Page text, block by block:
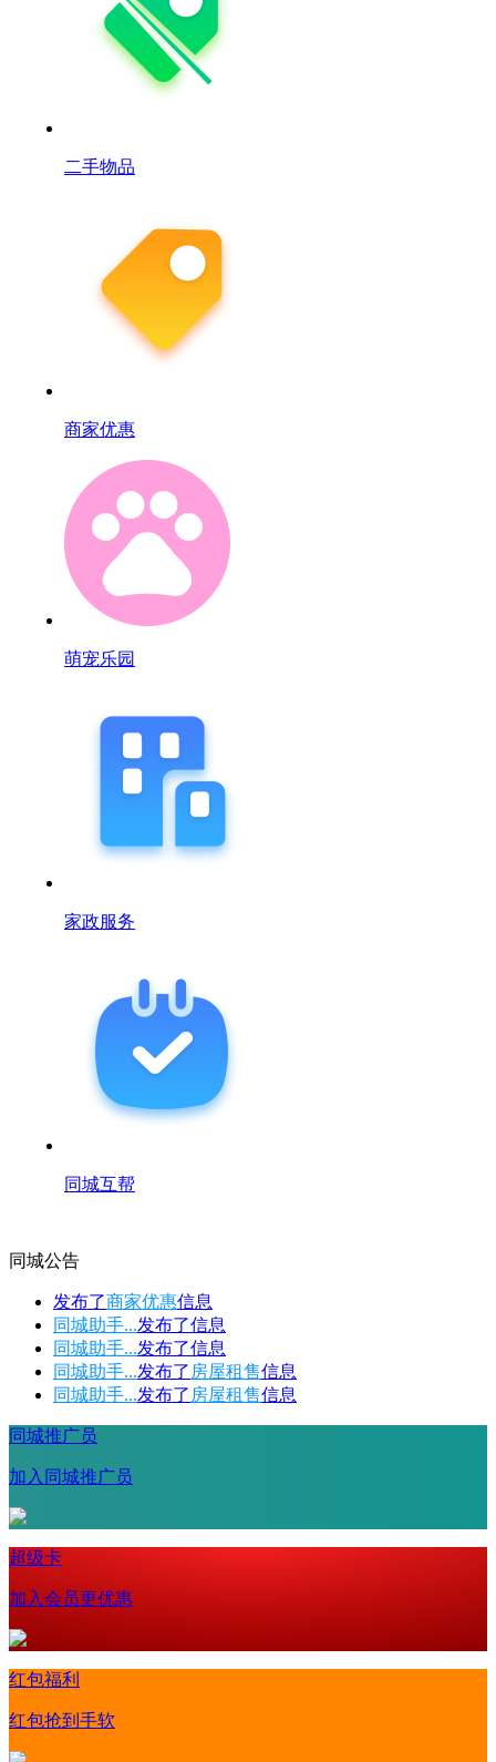
二手物品
商家优惠
萌宠乐园
家政服务
同城互帮
同城公告
发布了商家优惠信息
同城助手...发布了信息
同城助手...发布了信息
同城助手...发布了 房屋租售信息
同城助手...发布了 房屋租售信息
同城推广员
加入同城推广员
超级卡
加入会员更优惠
红包福利
红包抢到手软